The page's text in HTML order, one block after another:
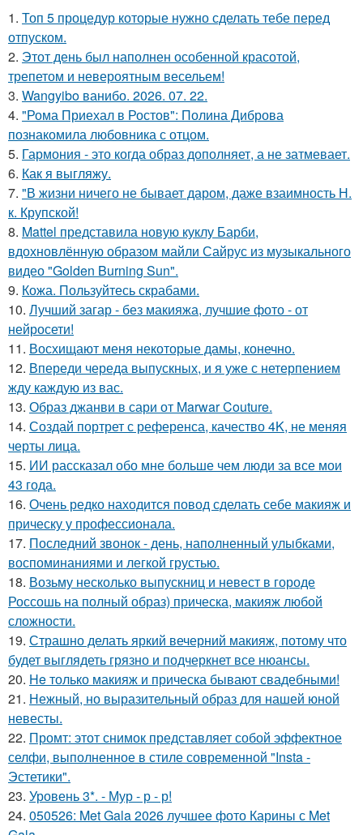
1. Топ 5 процедур которые нужно сделать тебе перед
отпуском.
2. Этот день был наполнен особенной красотой,
трепетом и невероятным весельем!
3. Wangyibo ванибо. 2026. 07. 22.
4. "Рома Приехал в Ростов": Полина Диброва
познакомила любовника с отцом.
5. Гармония - это когда образ дополняет, а не затмевает.
6. Как я выгляжу.
7. "В жизни ничего не бывает даром, даже взаимность Н.
к. Крупской!
8. Mattel представила новую куклу Барби,
вдохновлённую образом майли Сайрус из музыкального
видео "Golden Burning Sun".
9. Кожа. Пользуйтесь скрабами.
10. Лучший загар - без макияжа, лучшие фото - от
нейросети!
11. Восхищают меня некоторые дамы, конечно.
12. Впереди череда выпускных, и я уже с нетерпением
жду каждую из вас.
13. Образ джанви в сари от Marwar Couture.
14. Создай портрет с референса, качество 4K, не меняя
черты лица.
15. ИИ рассказал обо мне больше чем люди за все мои
43 года.
16. Очень редко находится повод сделать себе макияж и
прическу у профессионала.
17. Последний звонок - день, наполненный улыбками,
воспоминаниями и легкой грустью.
18. Возьму несколько выпускниц и невест в городе
Россошь на полный образ) прическа, макияж любой
сложности.
19. Страшно делать яркий вечерний макияж, потому что
будет выглядеть грязно и подчеркнет все нюансы.
20. He только макияж и прическа бывают свадебными!
21. Нежный, но выразительный образ для нашей юной
невесты.
22. Промт: этот снимок представляет собой эффектное
селфи, выполненное в стиле современной "Insta -
Эстетики".
23. Уровень 3*. - Мур - р - р!
24. 050526: Met Gala 2026 лучшее фото Карины с Met